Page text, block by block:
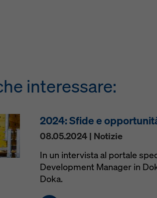
interessare:
2024: Sfide e
08.05.2024 | Notizie
In un intervista al portale
Development Manager in
Doka.